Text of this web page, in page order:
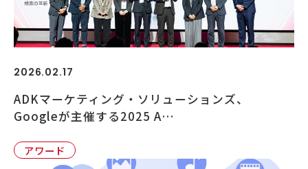
2026.02.17
ADKマーケティング・ソリューションズ、
Googleが主催する2025 A…
アワード